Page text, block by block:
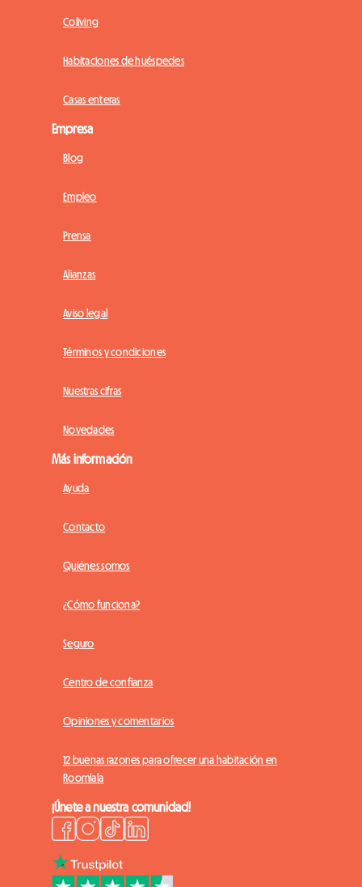
Coliving
Habitaciones de huéspedes
Casas enteras
Empresa
Blog
Empleo
Prensa
Alianzas
Aviso legal
Términos y condiciones
Nuestras cifras
Novedades
Más información
Ayuda
Contacto
Quiénes somos
¿Cómo funciona?
Seguro
Centro de confianza
Opiniones y comentarios
12 buenas razones para ofrecer una habitación en
Roomlala
¡Únete a nuestra comunidad!